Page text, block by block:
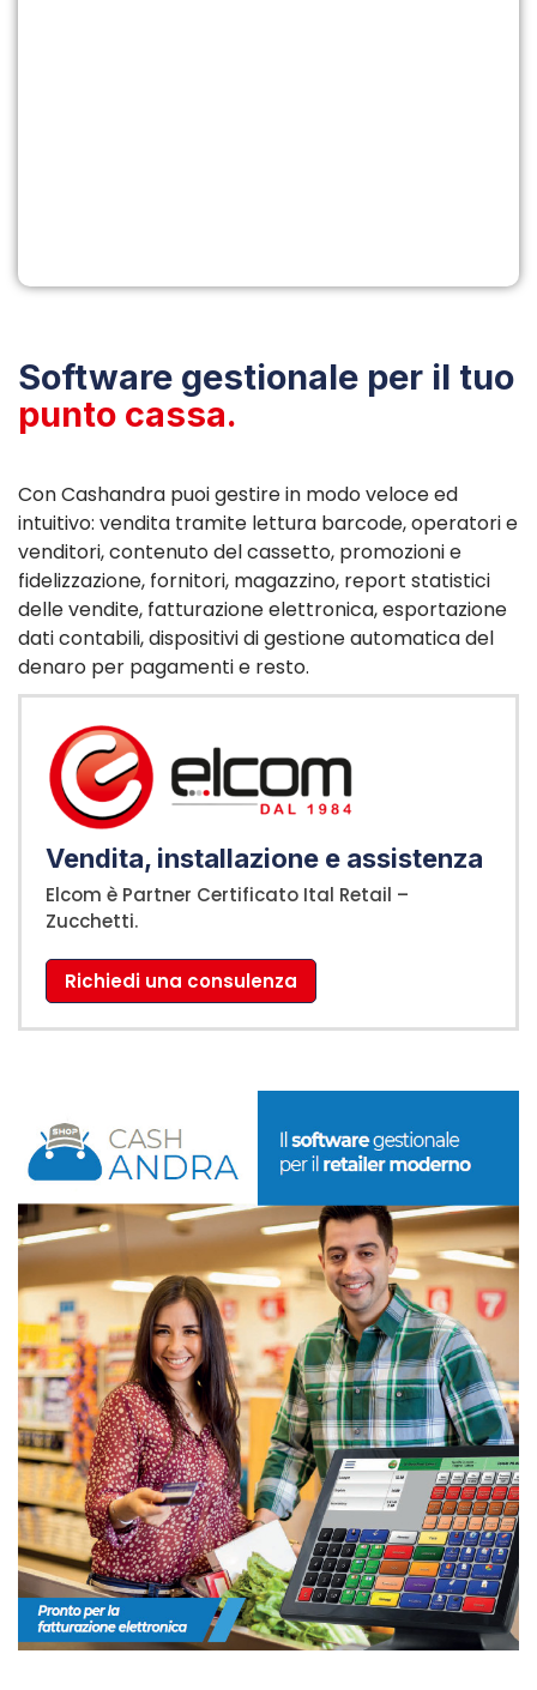
Software gestionale per il tuo
punto cassa.
Con Cashandra puoi gestire in modo veloce ed
intuitivo: vendita tramite lettura barcode, operatori e
venditori, contenuto del cassetto, promozioni e
fidelizzazione, fornitori, magazzino, report statistici
delle vendite, fatturazione elettronica, esportazione
dati contabili, dispositivi di gestione automatica del
denaro per pagamenti e resto.
Vendita, installazione e assistenza
Elcom è Partner Certificato Ital Retail –
Zucchetti.
Richiedi una consulenza